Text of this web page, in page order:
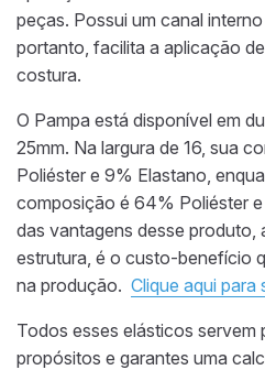
peças. Possui um canal
portanto, facilita a aplicação
costura.
O Pampa está disponível em
25mm. Na largura de 16, sua
Poliéster e 9% Elastano,
composição é 64% Poliéster
das vantagens desse produto,
estrutura, é o custo-benefício
na produção. Clique aqui para
Todos esses elásticos servem
propósitos e garantes uma